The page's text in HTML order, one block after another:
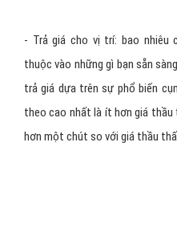
- Trả giá cho vị trí: bao nhiêu
thuộc vào những gì bạn sẵn
trả giá dựa trên sự phổ biến
theo cao nhất là ít hơn giá thầu
hơn một chút so với giá thầu